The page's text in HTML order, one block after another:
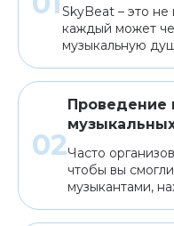
SkyBeat – это не
каждый может
музыкальную
Проведение
Часто
чтобы вы
музыкантами,